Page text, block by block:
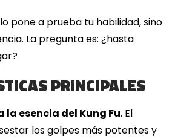
pone a prueba tu habilidad, sino
La pregunta es: ¿hasta
PRINCIPALES
la esencia del Kung Fu. El
los golpes más potentes y